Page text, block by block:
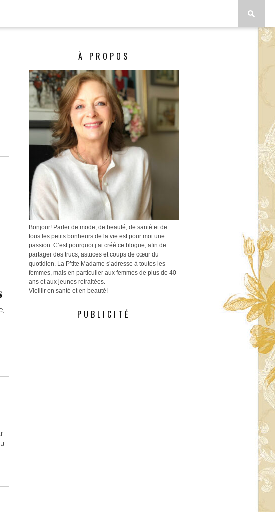
À PROPOS
Bonjour! Parler de mode, de beauté, de santé et de
tous les petits bonheurs de la vie est pour moi une
passion. C’est pourquoi j’ai créé ce blogue, afin de
partager des trucs, astuces et coups de cœur du
quotidien. La P’tite Madame s’adresse à toutes les
femmes, mais en particulier aux femmes de plus de 40
ans et aux jeunes retraitées.
Vieillir en santé et en beauté!
PUBLICITÉ